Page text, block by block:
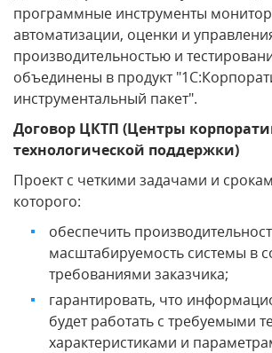
программные инструменты
автоматизации, оценки и
производительностью и
объединены в продукт
инструментальный пакет".
Договор ЦКТП (Центры
технологической поддержки)
Проект с четкими задачами и
которого:
обеспечить
масштабируемость системы в
требованиями заказчика;
гарантировать, что
будет работать с требуемыми
характеристиками и